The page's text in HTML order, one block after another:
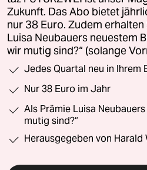
Zukunft. Das Abo bietet
nur 38 Euro. Zudem
Luisa Neubauers neuestem
wir mutig sind?“ (solange
Jedes Quartal neu in Ihrem
Nur 38 Euro im Jahr
Als Prämie Luisa
mutig sind?“
Herausgegeben von Harald